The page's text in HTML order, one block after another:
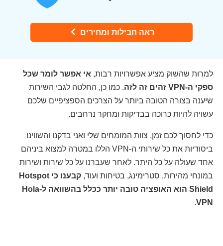
ראה חבילות ומחירים
למרות שהשוק מציע אפשרויות רבות, אי אפשר לומר שכל
ספקי ה-VPN זהים זה לזה
. כמו כן, החלטה לגבי השירות
שיענה בצורה הטובה ביותר על הצרכים הספציפיים שלכם
עשויה להיות כרוכה בבדיקות ומחקר נרחבים.
כדי לחסוך לכם זמן, צוות המומחים שלי ואני בדקנו והשווינו
ביסודיות את כל שירותי ה-VPN הללו במטרה למצוא ביניהם
אחד שעולה על כל היתר. לאחר שעברנו על כל שירות ושירות
במונחי מהירות, סטרימינג, בטיחות ועוד,
קבענו כי Hotspot
Shield הוא האופציה טובה יותר ככלל בהשוואה ל-Hola
VPN
.